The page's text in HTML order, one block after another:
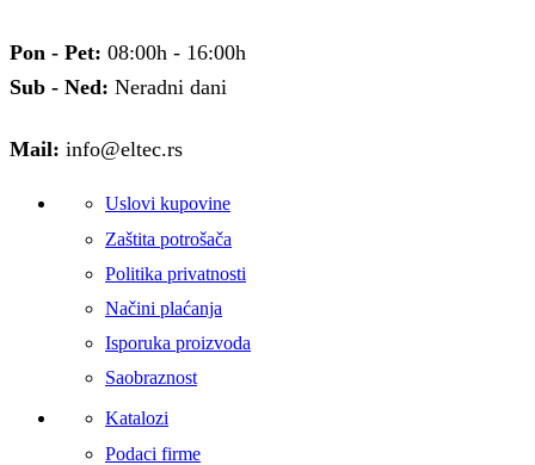
Pon - Pet: 08:00h - 16:00h
Sub - Ned: Neradni dani
Mail: info@eltec.rs
Uslovi kupovine
Zaštita potrošača
Politika privatnosti
Načini plaćanja
Isporuka proizvoda
Saobraznost
Katalozi
Podaci firme